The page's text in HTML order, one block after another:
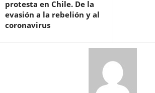
protesta en Chile. De la
evasión a la rebelión y al
coronavirus